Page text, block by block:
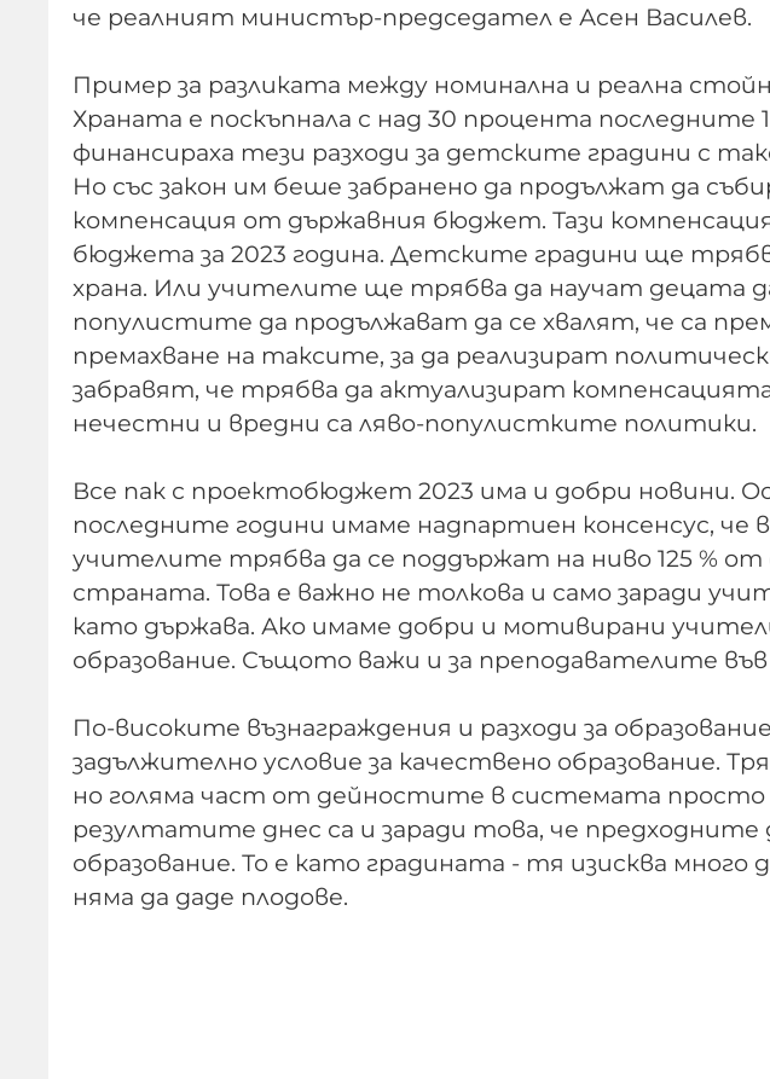
че реалният министър-председател е Асен Василев.
Пример за разликата между номинална и реална
Храната е поскъпнала с над 30 процента
финансираха тези разходи за детските градини с
Но със закон им беше забранено да продължат да
компенсация от държавния бюджет. Тази
бюджета за 2023 година. Детските градини ще
храна. Или учителите ще трябва да научат децата
популистите да продължават да се хвалят, че са
премахване на таксите, за да реализират
забравят, че трябва да актуализират
нечестни и вредни са ляво-популистките политики.
Все пак с проектобюджет 2023 има и добри новини.
последните години имаме надпартиен консенсус, че
учителите трябва да се поддържат на ниво 125 % от
страната. Това е важно не толкова и само заради
като държава. Ако имаме добри и мотивирани
образование. Същото важи и за преподавателите
По-високите възнаграждения и разходи за
задължително условие за качествено образование.
но голяма част от дейностите в системата
резултатите днес са и заради това, че
образование. То е като градината - тя изисква много
няма да даде плодове.